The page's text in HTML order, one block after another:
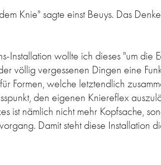
Knie" sagte einst Beuys. Das
Installation wollte ich dieses "um die
völlig vergessenen Dingen eine
Formen, welche letztendlich
den eigenen Kniereflex
ist nämlich nicht mehr Kopfsache,